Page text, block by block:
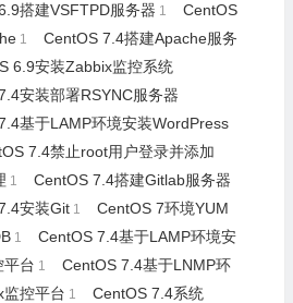
搭建VSFTPD服务器 1
CentOS
1
CentOS 7.4搭建Apache服务
6.9安装Zabbix监控系统
安装部署RSYNC服务器
基于LAMP环境安装WordPress
7.4禁止root用户登录并添加
1 CentOS 7.4搭建Gitlab服务器
安装Git 1
CentOS 7环境YUM
1
CentOS 7.4基于LAMP环境安
平台 1
CentOS 7.4基于LNMP环
控平台 1
CentOS 7.4系统